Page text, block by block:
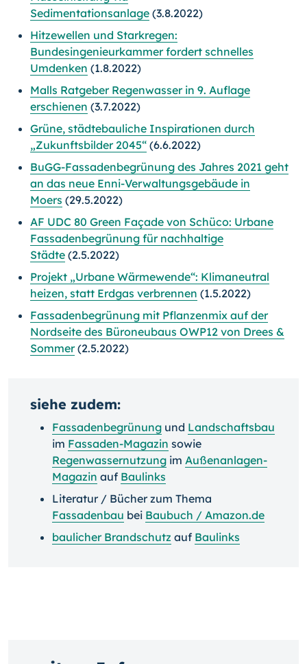
Sedimentationsanlage (3.8.2022)
Hitzewellen und Starkregen:
Bundesingenieurkammer fordert schnelles
Umdenken (1.8.2022)
Malls Ratgeber Regenwasser in 9. Auflage
erschienen (3.7.2022)
Grüne, städtebauliche Inspirationen durch
„Zukunftsbilder 2045“ (6.6.2022)
BuGG-Fassadenbegrünung des Jahres 2021 geht
an das neue Enni-Verwaltungsgebäude in
Moers (29.5.2022)
AF UDC 80 Green Façade von Schüco: Urbane
Fassadenbegrünung für nachhaltige
Städte (2.5.2022)
Projekt „Urbane Wärmewende“: Klimaneutral
heizen, statt Erdgas verbrennen (1.5.2022)
Fassadenbegrünung mit Pflanzenmix auf der
Nordseite des Büroneubaus OWP12 von Drees &
Sommer(2.5.2022)
siehe zudem:
Fassadenbegrünung und Landschaftsbau
im Fassaden-Magazin sowie
Regenwassernutzung im Außenanlagen-
Magazin auf Baulinks
Literatur / Bücher zum Thema
Fassadenbau bei Baubuch / Amazon.de
baulicher Brandschutz auf Baulinks